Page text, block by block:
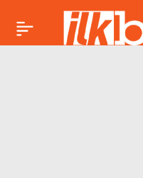
Ulus-devlet ve